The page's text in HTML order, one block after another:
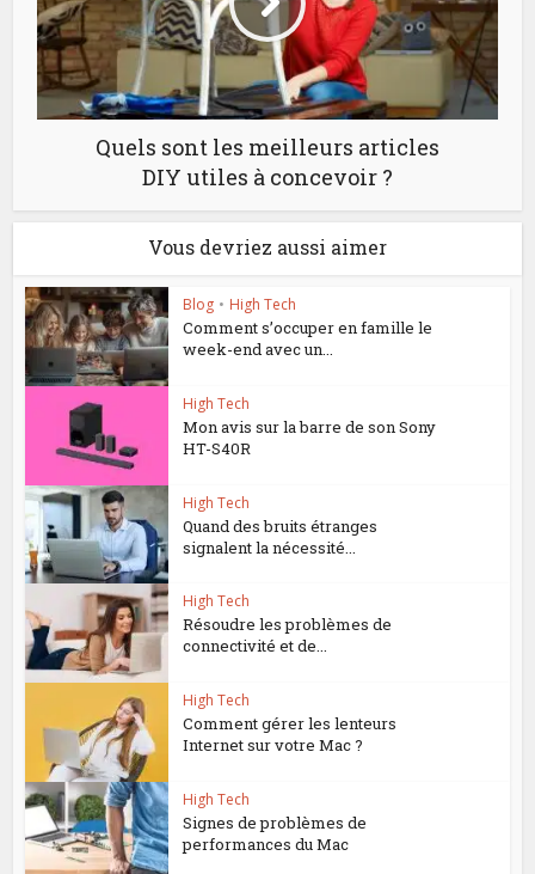
Quels sont les meilleurs articles
DIY utiles à concevoir ?
Vous devriez aussi aimer
Blog • High Tech
Comment s’occuper en famille le
week-end avec un...
High Tech
Mon avis sur la barre de son Sony
HT-S40R
High Tech
Quand des bruits étranges
signalent la nécessité...
High Tech
Résoudre les problèmes de
connectivité et de...
High Tech
Comment gérer les lenteurs
Internet sur votre Mac ?
High Tech
Signes de problèmes de
performances du Mac